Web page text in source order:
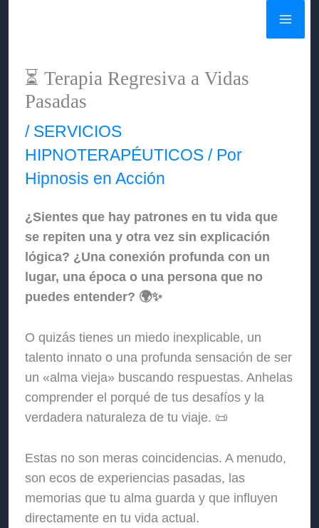
⏳ Terapia Regresiva a Vidas
Pasadas
/ SERVICIOS
HIPNOTERAPÉUTICOS / Por
Hipnosis en Acción
¿Sientes que hay patrones en tu vida que
se repiten una y otra vez sin explicación
lógica? ¿Una conexión profunda con un
lugar, una época o una persona que no
puedes entender? 🌍✨
O quizás tienes un miedo inexplicable, un
talento innato o una profunda sensación de ser
un «alma vieja» buscando respuestas. Anhelas
comprender el porqué de tus desafíos y la
verdadera naturaleza de tu viaje. 📜
Estas no son meras coincidencias. A menudo,
son ecos de experiencias pasadas, las
memorias que tu alma guarda y que influyen
directamente en tu vida actual.